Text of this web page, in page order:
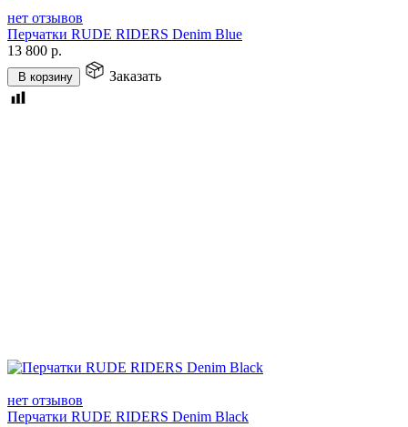
нет отзывов
Перчатки RUDE RIDERS Denim Blue
13 800 р.
В корзину Заказать
нет отзывов
Перчатки RUDE RIDERS Denim Black